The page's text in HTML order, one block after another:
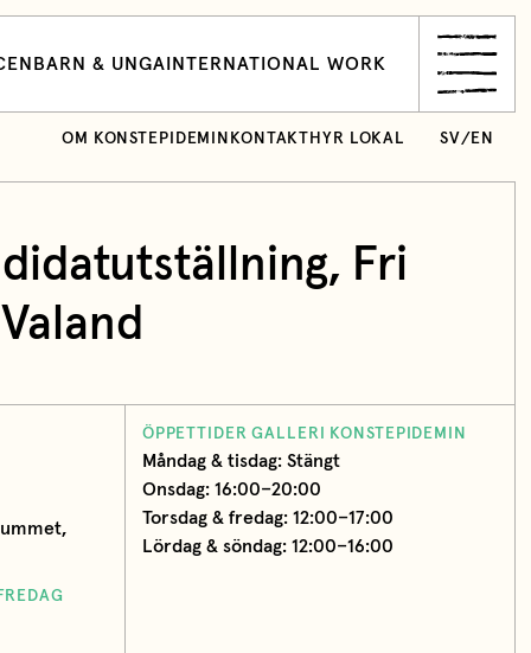
BARN & UNGA INTERNATIONAL WORK
OM KONSTEPIDEMIN KONTAKT HYR LOKAL SV/ EN
Fri
ÖPPETTIDER GALLERI KONSTEPIDEMIN
Måndag & tisdag: Stängt
Onsdag: 16:00–20:00
Torsdag & fredag: 12:00–17:00
Lördag & söndag: 12:00–16:00